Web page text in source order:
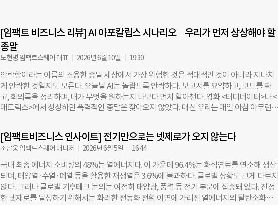
기획자’로 재정의하는 데서 출발한다. 사회서비스 영역별 실무자들이 함께 모여 현장의 핵심
이슈를 발굴하고, 참여 조직 간
사회공헌 컨설팅에 주력했으나, 실질적인 변화를 빠르게 이끄는 ‘소셜벤처’의 가능성에 주목
해 2015년 첫 투자를 단행했다. 이후 2019년 첫 펀드 조성을 거쳐, 현재 임팩트스퀘어가 주목
하는 다음 단계는 바로 ‘투자 기업의 성장에 직접 개입하는 것’이다. ◇ 투자를 넘어 기업의 성
만드는 것이라는 본질은 변함이 없다”면서도 투자 방식의 진화를 강조했다. 그는 “초기에는
좋은 기업을 발굴하고 ‘잘 고르는 데’ 집중했다면, 이제는 우리가 어떻게 대표를 지지하고 기
업을 ‘잘 키우는’ 조직이 될 것인가를 더 깊이 고민하고 있다”고 말했다. 이러한 철학에 따라
임팩트스퀘어는 작년부터 더 큰 시너지를 낼 수 있는 기업의 지분을 과감히 취득하고, 의사결
임팩트 스타트업
[임팩트 비즈니스 리뷰] AI 아포칼립스 시나리오 – 우리가 먼저 상상해야 할
종말
도현명 임팩트스퀘어 대표 2026년 6월 10일 19:30
안락함이라는 이름의 조용한 종말 세상에서 가장 위험한 것은 적대적인 것이 아니라 지나치
게 안락한 것일지도 모른다. 오늘날 AI는 놀랍도록 안락하다. 보고서를 요약하고, 코드를 짜
고, 회의록을 정리하며, 내가 무엇을 원하는지 나보다 먼저 알아챈다. 영화 <터미네이터>나 <
매트릭스>에서 상상하던 폭력적인 종말은 찾아오지 않았다. 대신 우리는 매일 아침 아무런
다. 변화가 위협적으로 느껴질 때 인간은 저항하지만, 변화가 너무나 편안할 때 인간은 ‘적
응’이라는 이름으로 고유한 주체성을 조용히 내어준다. AI 아포칼립스의 진짜 시나리오는 로
봇 군단의 반란이 아니라, 인간이 스스로 생각하기를 멈추는 날에서 시작될지도 모른다. 현재
시장의 분위기는 압도적으로 낙관적이다. 전 세계 정부가 수백조 원 규모의 AI 투자 경쟁에 뛰
어들고, 우리 정부 역시 AI를 국가 경쟁력의 핵심 축으로 배치하며 인프라 구축에 박차를 가하
고 있다. 글로벌 기업들은 “AI를 쓰지 않는 조직은 도태된다”는 것을 상식으로 여긴다. 물론
낙관론에는 분명한 근거가 있다. 우리 역시 AI를 반대하는 쪽이 아니다. 오히려 임팩트스퀘어
[임팩트비즈니스 인사이트] 전기만으로는 넷제로가 오지 않는다
조남웅 임팩트스퀘어 매니저 2026년 6월 5일 16:44
국내 최종 에너지 소비량의 48%는 열에너지다. 이 가운데 96.4%는 화석연료를 연소해 생산
되며, 태양열·수열·폐열 등을 활용한 재생열은 3.6%에 불과하다. 글로벌 상황도 크게 다르지
않다. 그러나 글로벌 기후테크 논의는 여전히 태양광, 풍력 등 전기 부문에 집중돼 있다. 진정
한 넷제로를 달성하기 위해서는 화려한 전동화 전환 이면에 가려진 열에너지의 탈탄소화와